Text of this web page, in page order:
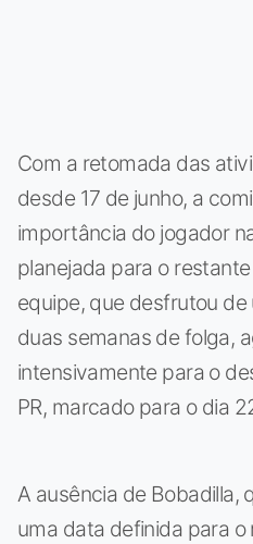
Com a retomada das
desde 17 de junho, a
importância do jogador
planejada para o
equipe, que desfrutou
duas semanas de folga,
intensivamente para o
PR, marcado para o dia
A ausência de Bobadilla,
uma data definida para